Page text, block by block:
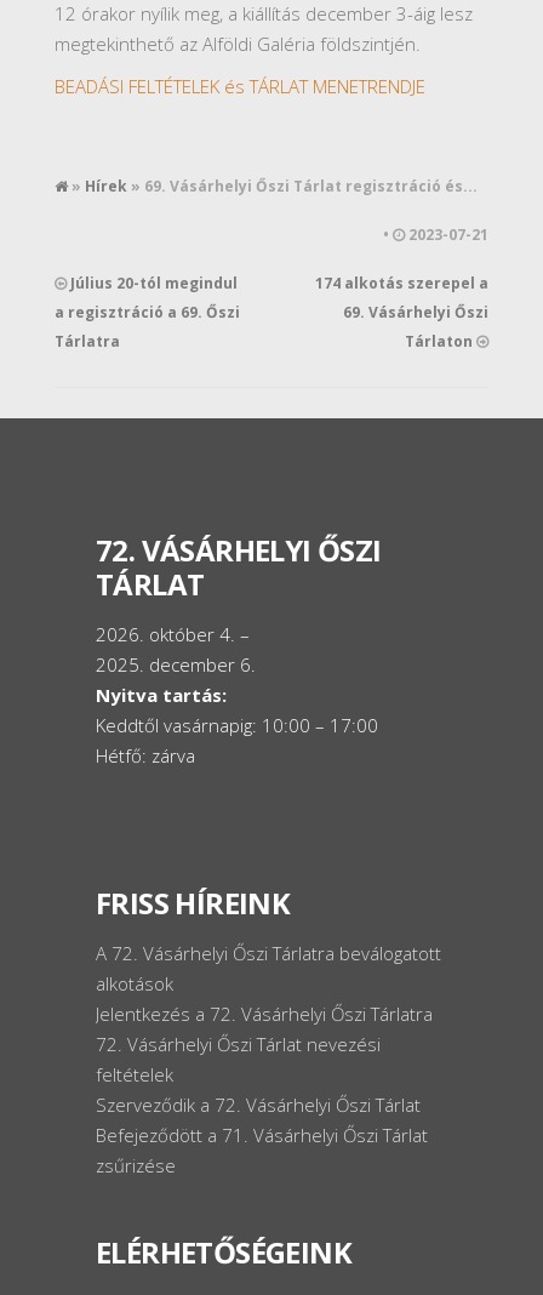
12 órakor nyílik meg, a kiállítás december 3-áig lesz
megtekinthető az Alföldi Galéria földszintjén.
BEADÁSI FELTÉTELEK és TÁRLAT MENETRENDJE
» Hírek» 69. Vásárhelyi Őszi Tárlat regisztráció és...
• 2023-07-21
Július 20-tól megindul
a regisztráció a 69. Őszi
Tárlatra
174 alkotás szerepel a
69. Vásárhelyi Őszi
Tárlaton
72. VÁSÁRHELYI ŐSZI
TÁRLAT
2026. október 4. –
2025. december 6.
Nyitva tartás:
Keddtől vasárnapig: 10:00 – 17:00
Hétfő: zárva
FRISS HÍREINK
A 72. Vásárhelyi Őszi Tárlatra beválogatott
alkotások
Jelentkezés a 72. Vásárhelyi Őszi Tárlatra
72. Vásárhelyi Őszi Tárlat nevezési
feltételek
Szerveződik a 72. Vásárhelyi Őszi Tárlat
Befejeződött a 71. Vásárhelyi Őszi Tárlat
zsűrizése
ELÉRHETŐSÉGEINK